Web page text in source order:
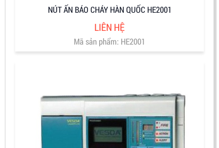
NÚT ẤN BÁO CHÁY HÀN QUỐC HE2001
LIÊN HỆ
Mã sản phẩm: HE2001